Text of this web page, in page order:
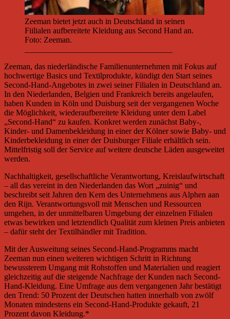
Zeeman bietet jetzt auch in Deutschland in seinen
Fiilialen aufbereitete Kleidung aus Second Hand an.
Foto: Zeeman.
Zeeman, das niederländische Familienunternehmen mit Fokus auf
hochwertige Basics und Textilprodukte, kündigt den Start seines
Second-Hand-Angebotes in zwei seiner Filialen in Deutschland an.
In den Niederlanden, Belgien und Frankreich bereits angelaufen,
haben Kunden in Köln und Duisburg seit der vergangenen Woche
die Möglichkeit, wiederaufbereitete Kleidung unter dem Label
„Second-Hand“ zu kaufen. Konkret werden zunächst Baby-,
Kinder- und Damenbekleidung in einer der Kölner sowie Baby- und
Kinderbekleidung in einer der Duisburger Filiale erhältlich sein.
Mittelfristig soll der Service auf weitere deutsche Läden ausgeweitet
werden.
Nachhaltigkeit, gesellschaftliche Verantwortung, Kreislaufwirtschaft
– all das vereint in den Niederlanden das Wort „zuinig“ und
beschreibt seit Jahren den Kern des Unternehmens aus Alphen aan
den Rijn. Verantwortungsvoll mit Menschen und Ressourcen
umgehen, in der unmittelbaren Umgebung der einzelnen Filialen
etwas bewirken und letztendlich Qualität zum kleinen Preis anbieten
– dafür steht der Textilhändler mit Tradition.
Mit der Ausweitung seines Second-Hand-Programms macht
Zeeman nun einen weiteren wichtigen Schritt in Richtung
bewussterem Umgang mit Rohstoffen und Materialien und reagiert
gleichzeitig auf die steigende Nachfrage der Kunden nach Second-
Hand-Kleidung. Eine Umfrage aus dem vergangenen Jahr bestätigt
den Trend: 50 Prozent der Deutschen hatten innerhalb von zwölf
Monaten mindestens ein Second-Hand-Produkte gekauft, 21
Prozent davon Kleidung.*